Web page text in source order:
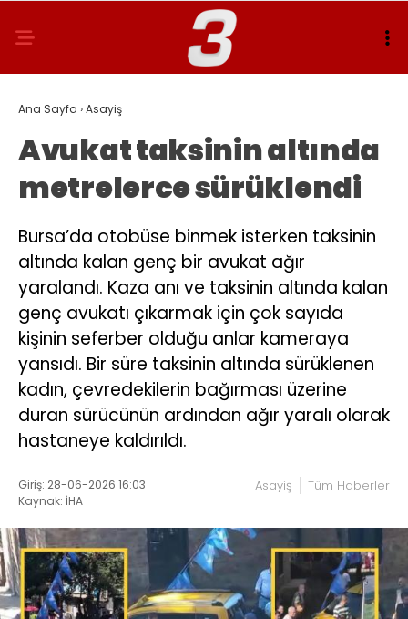
Ana Sayfa ›Asayiş
Avukat taksinin altında
metrelerce sürüklendi
Bursa’da otobüse binmek isterken taksinin
altında kalan genç bir avukat ağır
yaralandı. Kaza anı ve taksinin altında kalan
genç avukatı çıkarmak için çok sayıda
kişinin seferber olduğu anlar kameraya
yansıdı. Bir süre taksinin altında sürüklenen
kadın, çevredekilerin bağırması üzerine
duran sürücünün ardından ağır yaralı olarak
hastaneye kaldırıldı.
Giriş: 28-06-2026 16:03
Kaynak: İHA
Asayiş Tüm Haberler